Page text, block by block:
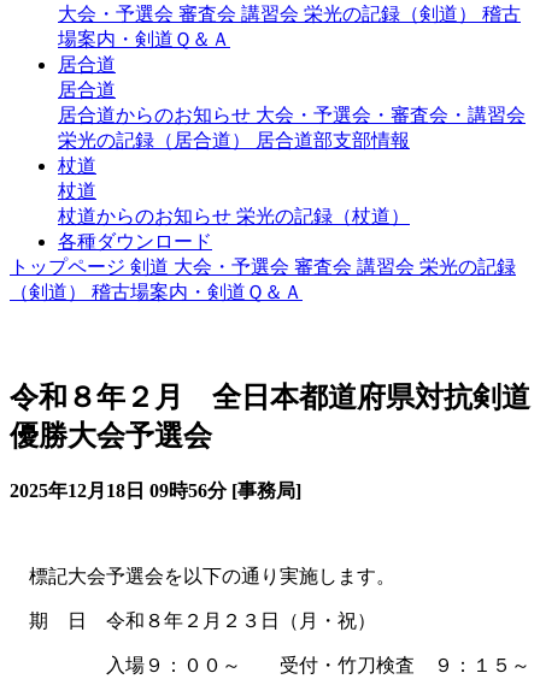
大会・予選会 審査会 講習会 栄光の記録（剣道） 稽古
場案内・剣道Ｑ＆Ａ
居合道
居合道
居合道からのお知らせ 大会・予選会・審査会・講習会
栄光の記録（居合道）
居合道部支部情報
杖道
杖道
杖道からのお知らせ 栄光の記録（杖道）
各種ダウンロード
トップページ 剣道 大会・予選会 審査会 講習会 栄光の記録
（剣道） 稽古場案内・剣道Ｑ＆Ａ
令和８年２月 全日本都道府県対抗剣道
優勝大会予選会
2025年12月18日 09時56分 [事務局]
標記大会予選会を以下の通り実施します。
期 日 令和８年２月２３日（月・祝）
入場９：００～ 受付・竹刀検査 ９：１５～